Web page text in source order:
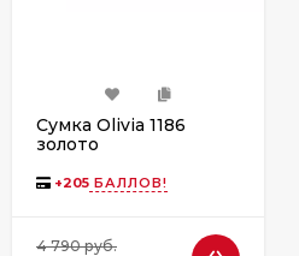
Сумка Olivia 1186
золото
+205 БАЛЛОВ!
4 790 руб.